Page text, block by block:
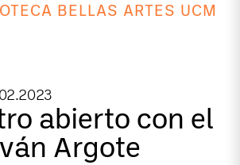
BELLAS ARTES UCM
abierto con el
Argote